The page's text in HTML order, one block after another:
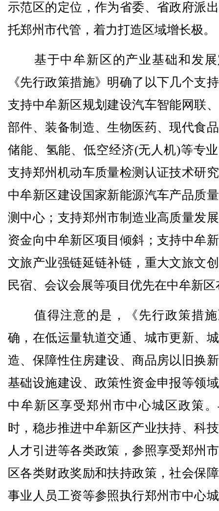
示范区的定位，作为省委、省政府派
托郑州市代管，着力打造区域增长极。
基于中牟新区的产业基础和发展
《先行政策措施》明确了以下几个支
支持中牟新区规划建设汽车智能网联
部件、装备制造、生物医药、现代食
储能、氢能、低空经济(无人机)等专
支持郑州机动车质量检测认证技术研
中牟新区建设国家新能源汽车产品质
测中心；支持郑州市制造业高质量发
资金向中牟新区项目倾斜；支持中牟
文旅产业强链延链补链，重大文旅文
民宿、会议会展等项目优先在中牟新区
值得注意的是，《先行政策措施
确，在低运量轨道交通、城市更新、
造、保障性住房建设、商品房以旧换
基础设施建设、政策性资金申报等领
中牟新区享受郑州市中心城区政策
时，稳步推进中牟新区产业扶持、科
人才引进等各类政策，参照享受郑州
区各类财政奖励和扶持政策，社会保
事业人员工资等参照执行郑州市中心